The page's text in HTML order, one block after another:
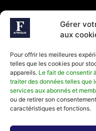
Gérer
aux
Pour offrir les meilleures
telles que les cookies pour
appareils. Le fait de consentir
traiter des données telles que
services aux abonnés et
ou de retirer son
caractéristiques et fonctions.
JOINDRE L'ÉQUIPE
Rédaction
Développement
Communiquer avec
Média Kit 2026